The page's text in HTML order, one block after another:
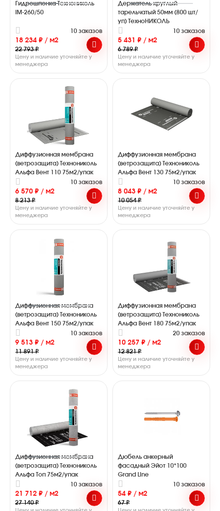
Гидрошпонка Технониколь
IM-260/50
10 заказов
18 234 ₽ / м2
22 793 ₽
Цену и наличие уточняйте у
менеджера
Держатель круглый
тарельчатый 50мм (800 шт/
уп) ТехноНИКОЛЬ
10 заказов
5 431 ₽ / м2
6 789 ₽
Цену и наличие уточняйте у
менеджера
Диффузионная мембрана
(ветрозащита) Технониколь
Альфа Вент 110 75м2/упак
10 заказов
6 570 ₽ / м2
8 213 ₽
Цену и наличие уточняйте у
менеджера
Диффузионная мембрана
(ветрозащита) Технониколь
Альфа Вент 130 75м2/упак
10 заказов
8 043 ₽ / м2
10 054 ₽
Цену и наличие уточняйте у
менеджера
Диффузионная мембрана
(ветрозащита) Технониколь
Альфа Вент 150 75м2/упак
10 заказов
9 513 ₽ / м2
11 891 ₽
Цену и наличие уточняйте у
менеджера
Диффузионная мембрана
(ветрозащита) Технониколь
Альфа Вент 180 75м2/упак
20 заказов
10 257 ₽ / м2
12 821 ₽
Цену и наличие уточняйте у
менеджера
Диффузионная мембрана
(ветрозащита) Технониколь
Альфа Топ 75м2/упак
10 заказов
21 712 ₽ / м2
27 140 ₽
Дюбель анкерный
фасадный Эйот 10*100
Grand Line
10 заказов
54 ₽ / м2
67 ₽